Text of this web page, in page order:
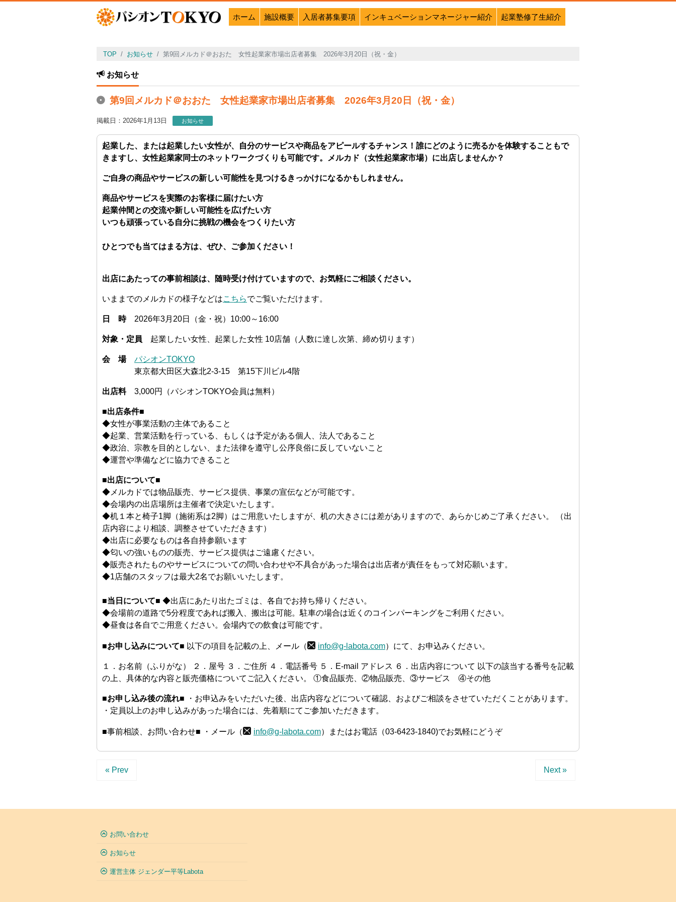
ホーム 施設概要 入居者募集要項 インキュベーションマネージャー紹介 起業塾修了生紹介
TOP お知らせ 第9回メルカド＠おおた 女性起業家市場出店者募集 2026年3月20日（祝・金）
お知らせ
第9回メルカド＠おおた 女性起業家市場出店者募集 2026年3月20日（祝・金）
掲載日：2026年1月13日 お知らせ
起業した、または起業したい女性が、自分のサービスや商品をアピールするチャンス！ 誰にどのように売るかを体験することもで
きますし、女性起業家同士のネットワークづくりも可能です。
メルカド（女性起業家市場）に出店しませんか？
ご自身の商品やサービスの新しい可能性を見つけるきっかけになるかもしれません。
商品やサービスを実際のお客様に届けたい方
起業仲間との交流や新しい可能性を広げたい方
いつも頑張っている自分に挑戦の機会をつくりたい方
ひとつでも当てはまる方は、ぜひ、ご参加ください！
出店にあたっての事前相談は、随時受け付けていますので、お気軽にご相談ください。
いままでのメルカドの様子などはこちらでご覧いただけます。
日 時2026年3月20日（金・祝）10:00～16:00
対象・定員 起業したい女性、起業した女性 10店舗（人数に達し次第、締め切ります）
会 場 パシオンTOKYO
東京都大田区大森北2-3-15 第15下川ビル4階
出店料3,000円（パシオンTOKYO会員は無料）
■出店条件■
◆女性が事業活動の主体であること
◆起業、営業活動を行っている、もしくは予定がある個人、法人であること
◆政治、宗教を目的としない、また法律を遵守し公序良俗に反していないこと
◆運営や準備などに協力できること
■出店について■
◆メルカドでは物品販売、サービス提供、事業の宣伝などが可能です。
◆会場内の出店場所は主催者で決定いたします。
◆机１本と椅子1脚（施術系は2脚）はご用意いたしますが、机の大きさには差がありますので、あらかじめご了承ください。 （出
店内容により相談、調整させていただきます）
◆出店に必要なものは各自持参願います
◆匂いの強いものの販売、サービス提供はご遠慮ください。
◆販売されたものやサービスについての問い合わせや不具合があった場合は出店者が責任をもって対応願います。
◆1店舗のスタッフは最大2名でお願いいたします。
■当日について■ ◆出店にあたり出たゴミは、各自でお持ち帰りください。
◆会場前の道路で5分程度であれば搬入、搬出は可能。駐車の場合は近くのコインパーキングをご利用ください。
◆昼食は各自でご用意ください。会場内での飲食は可能です。
■お申し込みについて■ 以下の項目を記載の上、メール（ info@g-labota.com）にて、お申込みください。
１．お名前（ふりがな） ２．屋号 ３．ご住所 ４．電話番号 ５．E-mail アドレス ６．出店内容について 以下の該当する番号を記載
の上、具体的な内容と販売価格についてご記入ください。 ①食品販売、②物品販売、③サービス ④その他
■お申し込み後の流れ■ ・お申込みをいただいた後、出店内容などについて確認、およびご相談をさせていただくことがあります。
・定員以上のお申し込みがあった場合には、先着順にてご参加いただきます。
■事前相談、お問い合わせ■ ・メール（ info@g-labota.com）またはお電話（03-6423-1840)でお気軽にどうぞ
« Prev Next »
お問い合わせ
お知らせ
運営主体 ジェンダー平等Labota